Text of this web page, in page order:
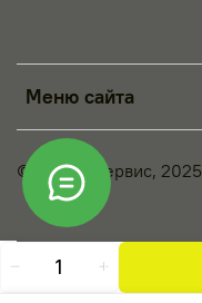
Меню сайта
© Принт-Сервис, 2025